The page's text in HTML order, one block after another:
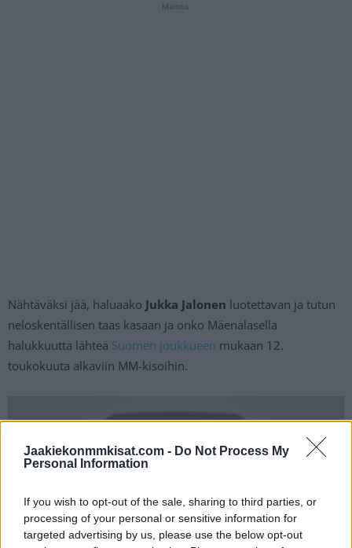
Jaakiekonmmkisat.com - Do Not Process My
Personal Information
If you wish to opt-out of the sale, sharing to third parties, or
processing of your personal or sensitive information for
targeted advertising by us, please use the below opt-out
Mainos:
Nähtäväksi jää, haluaako Jukka Jalonen luotettavan ja tutun
neloskentällisen taas kasaan ja onko Mäenalasella
halukkuutta lähteä Suomen joukkueen mukaan 12.
toukokuuta alkaviin MM-kisoihin.